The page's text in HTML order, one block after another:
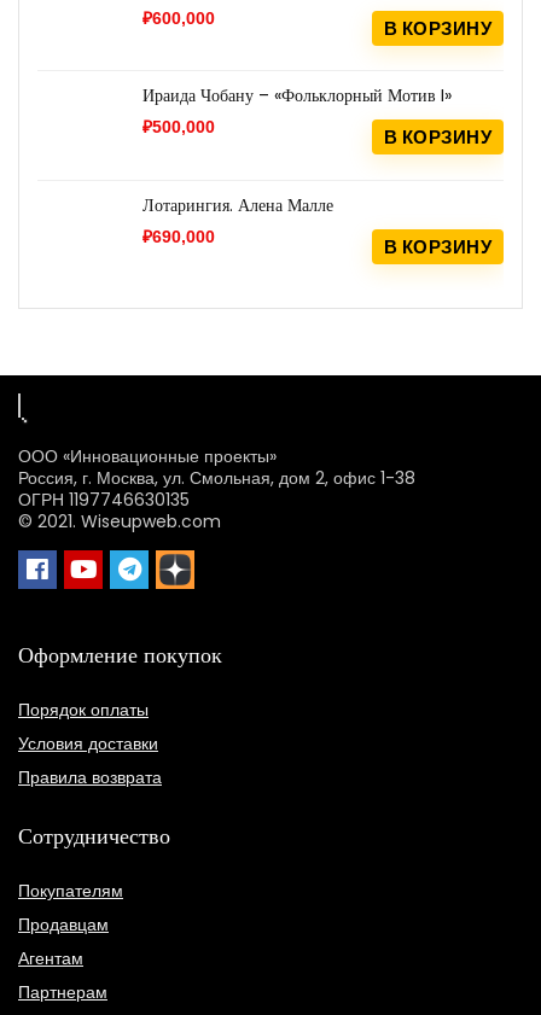
₽600,000 В КОРЗИНУ
Ираида Чобану – «Фольклорный Мотив I»
₽500,000 В КОРЗИНУ
Лотарингия. Алена Малле
₽690,000 В КОРЗИНУ
ООО «Инновационные проекты»
Россия, г. Москва, ул. Смольная, дом 2, офис 1-38
ОГРН 1197746630135
© 2021. Wiseupweb.com
Оформление покупок
Порядок оплаты
Условия доставки
Правила возврата
Сотрудничество
Покупателям
Продавцам
Агентам
Партнерам